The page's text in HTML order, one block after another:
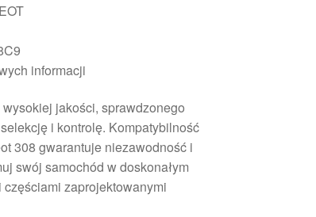
informacji
jakości, sprawdzonego
i kontrolę. Kompatybilność
308 gwarantuje niezawodność i
swój samochód w doskonałym
zaprojektowanymi